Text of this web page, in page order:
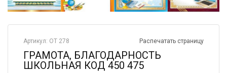
Распечатать страницу
Артикул: ОТ 278
ГРАМОТА, БЛАГОДАРНОСТЬ
ШКОЛЬНАЯ КОД 450 475